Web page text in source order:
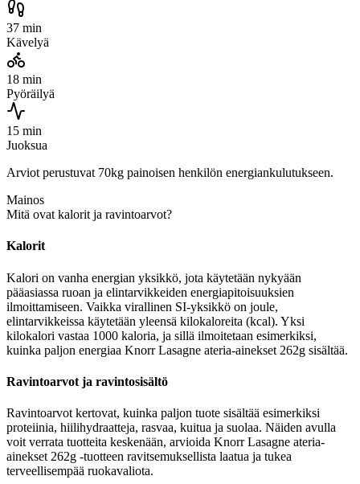
37 min
Kävelyä
18 min
Pyöräilyä
15 min
Juoksua
Arviot perustuvat 70kg painoisen henkilön energiankulutukseen.
Mainos
Mitä ovat kalorit ja ravintoarvot?
Kalorit
Kalori on vanha energian yksikkö, jota käytetään nykyään
pääasiassa ruoan ja elintarvikkeiden energiapitoisuuksien
ilmoittamiseen. Vaikka virallinen SI-yksikkö on joule,
elintarvikkeissa käytetään yleensä kilokaloreita (kcal). Yksi
kilokalori vastaa 1000 kaloria, ja sillä ilmoitetaan esimerkiksi,
kuinka paljon energiaa Knorr Lasagne ateria-ainekset 262g sisältää.
Ravintoarvot ja ravintosisältö
Ravintoarvot kertovat, kuinka paljon tuote sisältää esimerkiksi
proteiinia, hiilihydraatteja, rasvaa, kuitua ja suolaa. Näiden avulla
voit verrata tuotteita keskenään, arvioida Knorr Lasagne ateria-
ainekset 262g -tuotteen ravitsemuksellista laatua ja tukea
terveellisempää ruokavaliota.